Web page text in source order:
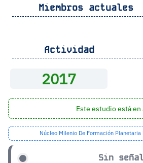
Miembros actuales
Actividad
2017
Este estudio está
Núcleo Milenio De Formación Planetaria
Sin